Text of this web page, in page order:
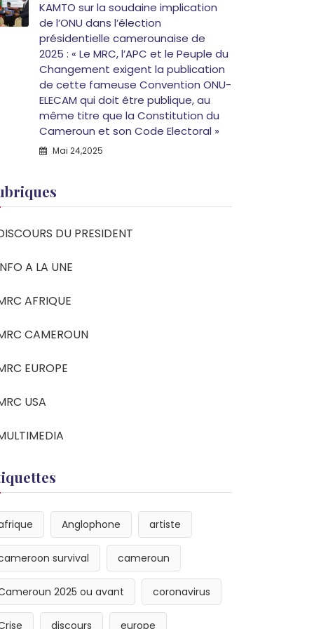
KAMTO sur la soudaine implication
de l’ONU dans l’élection
présidentielle camerounaise de
2025 : « Le MRC, l’APC et le Peuple du
Changement exigent la publication
de cette fameuse Convention ONU-
ELECAM qui doit être publique, au
même titre que la Constitution du
Cameroun et son Code Electoral »
Mai 24,2025
DU PRESIDENT
A LA UNE
AFRIQUE
CAMEROUN
EUROPE
USA
Anglophone artiste
survival cameroun
2025 ou avant coronavirus
discours europe